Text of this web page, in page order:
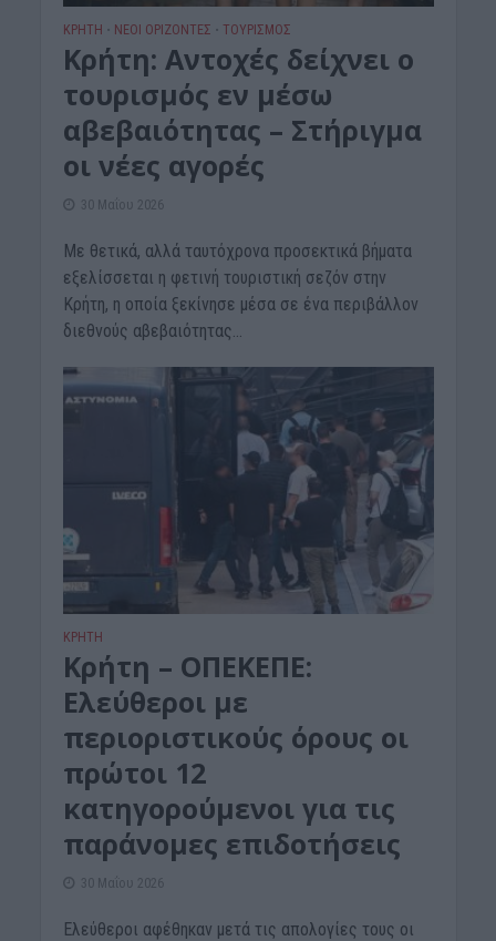
ΚΡΗΤΗ • ΝΕΟΙ ΟΡΙΖΟΝΤΕΣ • ΤΟΥΡΙΣΜΟΣ
Κρήτη: Αντοχές δείχνει ο
τουρισμός εν μέσω
αβεβαιότητας – Στήριγμα
οι νέες αγορές
30 Μαΐου 2026
Με θετικά, αλλά ταυτόχρονα προσεκτικά βήματα
εξελίσσεται η φετινή τουριστική σεζόν στην
Κρήτη, η οποία ξεκίνησε μέσα σε ένα περιβάλλον
διεθνούς αβεβαιότητας...
ΚΡΗΤΗ
Κρήτη – ΟΠΕΚΕΠΕ:
Ελεύθεροι με
περιοριστικούς όρους οι
πρώτοι 12
κατηγορούμενοι για τις
παράνομες επιδοτήσεις
30 Μαΐου 2026
Ελεύθεροι αφέθηκαν μετά τις απολογίες τους οι